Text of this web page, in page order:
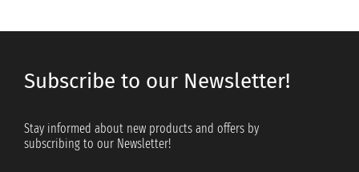
Subscribe to our Newsletter!
Stay informed about new products and offers by
subscribing to our Newsletter!